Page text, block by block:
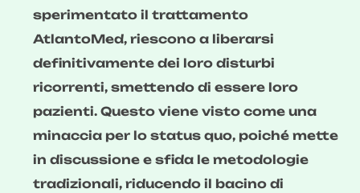
sperimentato il trattamento
AtlantoMed, riescono a liberarsi
definitivamente dei loro disturbi
ricorrenti, smettendo di essere loro
pazienti. Questo viene visto come una
minaccia per lo status quo, poiché mette
in discussione e sfida le metodologie
tradizionali, riducendo il bacino di